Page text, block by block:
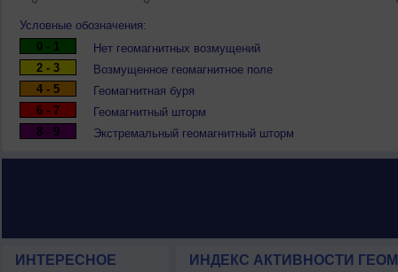
Условные обозначения:
0 - 1
Нет геомагнитных возмущений
2 - 3
Возмущенное геомагнитное поле
4 - 5
Геомагнитная буря
6 - 7
Геомагнитный шторм
8 - 9
Экстремальный геомагнитный шторм
ИНТЕРЕСНОЕ ИНДЕКС АКТИВНОСТИ